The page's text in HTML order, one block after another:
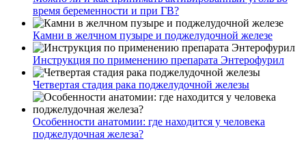
время беременности и при ГВ?
Камни в желчном пузыре и поджелудочной железе
Инструкция по применению препарата Энтерофурил
Четвертая стадия рака поджелудочной железы
Особенности анатомии: где находится у человека
поджелудочная железа?